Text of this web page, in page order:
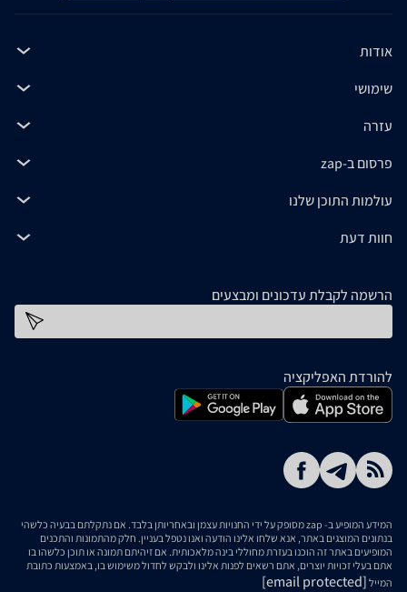
אודות
שימושי
עזרה
פרסום ב-zap
עולמות התוכן שלנו
חוות דעת
הרשמה לקבלת עדכונים ומבצעים
להורדת האפליקציה
המידע המופיע ב- zap מסופק על ידי החנויות עצמן ובאחריותן בלבד. אם נתקלתם בבעיה כלשהי
בנתונים המוצגים באתר, אנא שלחו אלינו הודעה ואנו נטפל בעניין. חלק מהתמונות והתכנים
המופיעים באתר זה הוכנו בעזרת מחוללי בינה מלאכותית. אם זיהיתם תמונה או תוכן כלשהו בו
אתם בעלי זכויות יוצרים, אתם רשאים לפנות אלינו ולבקש לחדול משימוש בו, באמצעות כתובת
המייל [email protected]